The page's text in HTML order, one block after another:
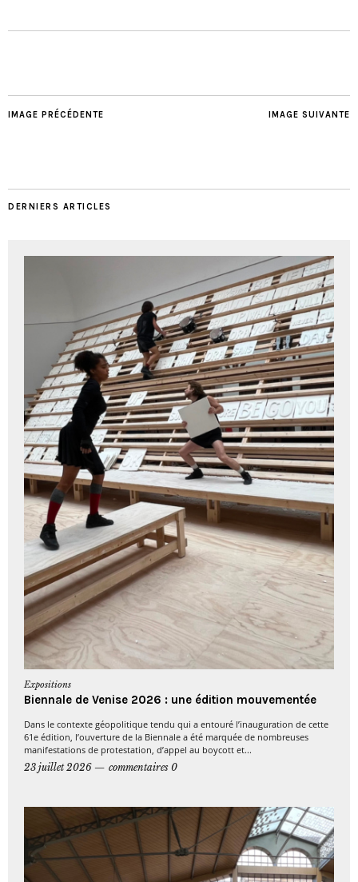
IMAGE SUIVANTE
IMAGE PRÉCÉDENTE
DERNIERS ARTICLES
Expositions
Biennale de Venise 2026 : une édition mouvementée
Dans le contexte géopolitique tendu qui a entouré l’inauguration de cette
61e édition, l’ouverture de la Biennale a été marquée de nombreuses
manifestations de protestation, d’appel au boycott et...
23 juillet 2026
commentaires 0